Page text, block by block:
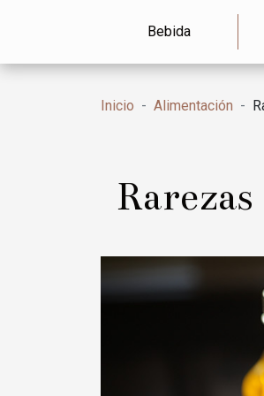
Bebida
Inicio Alimentación